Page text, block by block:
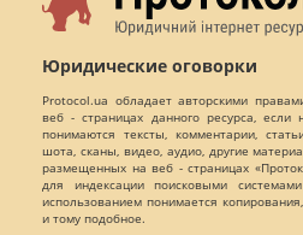
Юридические оговорки
Protocol.ua обладает авторскими
веб - страницах данного ресурса,
понимаются тексты, комментарии,
шота, сканы, видео, аудио, другие
размещенных на веб - страницах
для индексации поисковыми
использованием понимается
и тому подобное.